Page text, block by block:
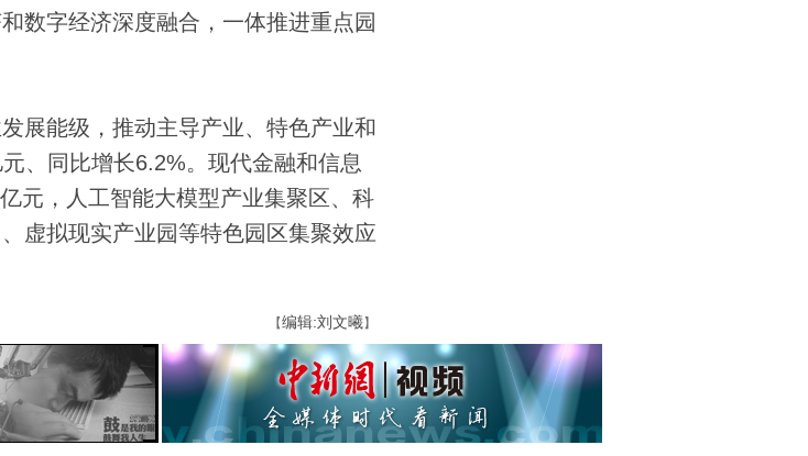
数字经济深度融合，一体推进重点园
能级，推动主导产业、特色产业和
、同比增长6.2%。现代金融和信息
元，人工智能大模型产业集聚区、科
虚拟现实产业园等特色园区集聚效应
【编辑:刘文曦】